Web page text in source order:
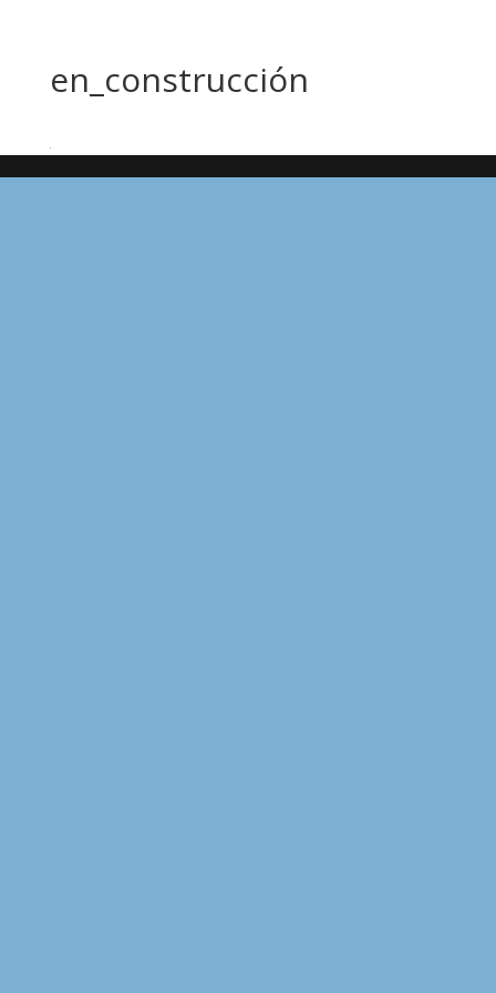
en_construcción